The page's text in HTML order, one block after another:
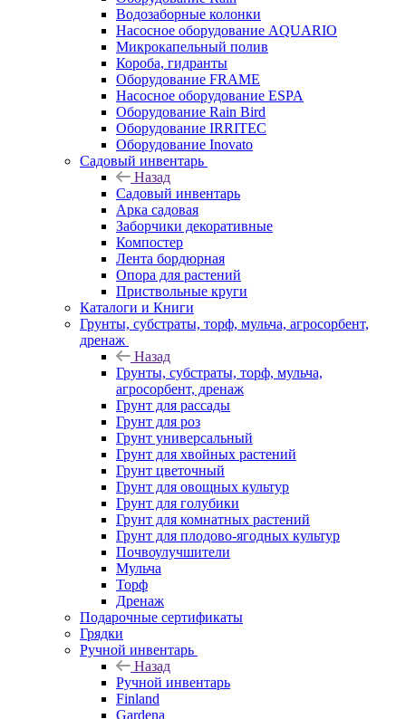
Водозаборные колонки
Насосное оборудование AQUARIO
Микрокапельный полив
Короба, гидранты
Оборудование FRAME
Насосное оборудование ESPA
Оборудование Rain Bird
Оборудование IRRITEC
Оборудование Inovato
Садовый инвентарь
Назад
Садовый инвентарь
Арка садовая
Заборчики декоративные
Компостер
Лента бордюрная
Опора для растений
Приствольные круги
Каталоги и Книги
Грунты, субстраты, торф, мульча, агросорбент,
дренаж
Назад
Грунты, субстраты, торф, мульча,
агросорбент, дренаж
Грунт для рассады
Грунт для роз
Грунт универсальный
Грунт для хвойных растений
Грунт цветочный
Грунт для овощных культур
Грунт для голубики
Грунт для комнатных растений
Грунт для плодово-ягодных культур
Почвоулучшители
Мульча
Торф
Дренаж
Подарочные сертификаты
Грядки
Ручной инвентарь
Назад
Ручной инвентарь
Finland
Gardena